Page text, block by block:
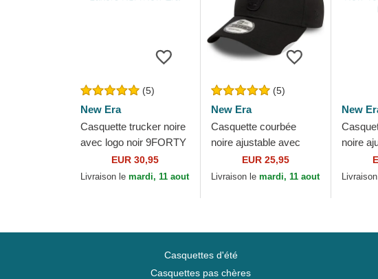
(5)
New Era
Casquette trucker noire
avec logo noir 9FORTY
A Frame Tonal Los
Angeles Lakers NBA
EUR 30,95
Livraison lemardi, 11 aout
(5)
New Era
Casquette courbée
noire ajustable avec
logo noir 9FORTY
Essential Chicago Bulls
EUR 25,95
Livraison lemardi, 11 aout
New
noire
logo
Icon
Casquettes d'été
Casquettes pas chères